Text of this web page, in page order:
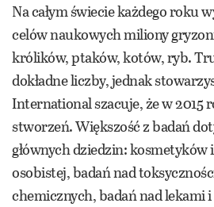
Na całym świecie każdego roku
celów naukowych miliony
królików, ptaków, kotów, ryb.
dokładne liczby, jednak
International szacuje, że w 2015
stworzeń. Większość z badań
głównych dziedzin: kosmetyków
osobistej, badań nad
chemicznych, badań nad lekami